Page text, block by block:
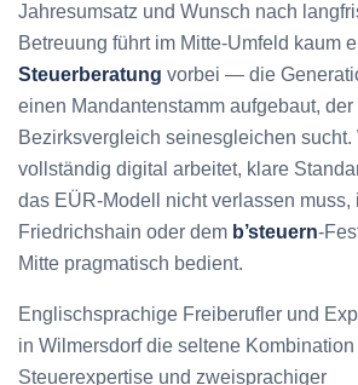
Jahresumsatz und Wunsch nach
Betreuung führt im Mitte-Umfeld kaum
Steuerberatung vorbei — die
einen Mandantenstamm aufgebaut,
Bezirksvergleich seinesgleichen sucht.
vollständig digital arbeitet, klare
das EÜR-Modell nicht verlassen muss,
Friedrichshain oder dem b’steuern-
Mitte pragmatisch bedient.
Englischsprachige Freiberufler und
in Wilmersdorf die seltene
Steuerexpertise und zweisprachiger